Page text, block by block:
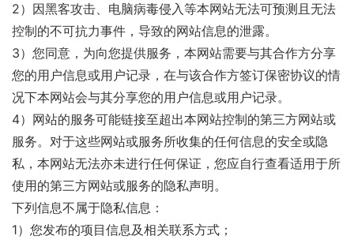
2）因黑客攻击、电脑病毒侵入等本网站无法可预测且无法
控制的不可抗力事件，导致的网站信息的泄露。
3）您同意，为向您提供服务，本网站需要与其合作方分享
您的用户信息或用户记录，在与该合作方签订保密协议的情
况下本网站会与其分享您的用户信息或用户记录。
4）网站的服务可能链接至超出本网站控制的第三方网站或
服务。对于这些网站或服务所收集的任何信息的安全或隐
私，本网站无法亦未进行任何保证，您应自行查看适用于所
使用的第三方网站或服务的隐私声明。
下列信息不属于隐私信息：
1）您发布的项目信息及相关联系方式；